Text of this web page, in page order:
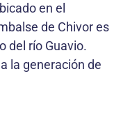
en el
de Chivor es
del río Guavio.
la generación de